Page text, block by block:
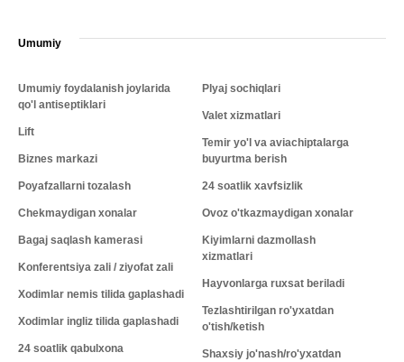
Umumiy
Umumiy foydalanish joylarida
qo'l antiseptiklari
Lift
Biznes markazi
Poyafzallarni tozalash
Chekmaydigan xonalar
Bagaj saqlash kamerasi
Konferentsiya zali / ziyofat zali
Xodimlar nemis tilida gaplashadi
Xodimlar ingliz tilida gaplashadi
24 soatlik qabulxona
Plyaj sochiqlari
Valet xizmatlari
Temir yo'l va aviachiptalarga
buyurtma berish
24 soatlik xavfsizlik
Ovoz o'tkazmaydigan xonalar
Kiyimlarni dazmollash
xizmatlari
Hayvonlarga ruxsat beriladi
Tezlashtirilgan ro'yxatdan
o'tish/ketish
Shaxsiy jo'nash/ro'yxatdan